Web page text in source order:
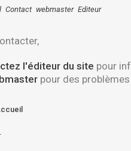
Contact webmaster Editeur
l'éditeur du site pour
pour des